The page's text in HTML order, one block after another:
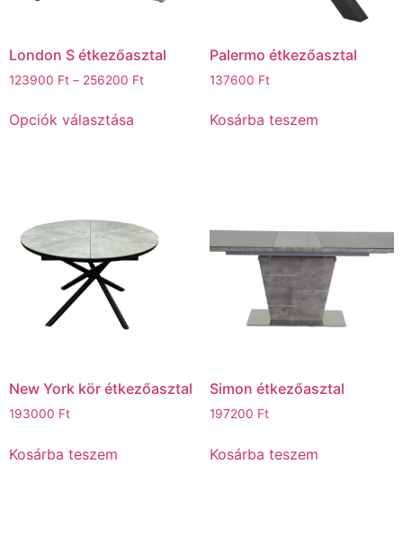
London S étkezőasztal
123900 Ft – 256200 Ft
Opciók választása
Palermo étkezőasztal
137600 Ft
Kosárba teszem
New York kör étkezőasztal
193000 Ft
Kosárba teszem
Simon étkezőasztal
197200 Ft
Kosárba teszem